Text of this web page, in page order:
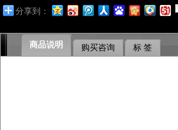
分享到：
商品说明 购买咨询 标 签